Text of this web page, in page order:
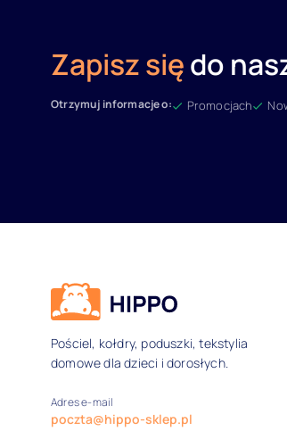
Zapisz siędo
Otrzymuj informacje o: Promocjach
Dane
Pościel, kołdry, poduszki, tekstylia
domowe dla dzieci i dorosłych.
Adres e-mail
poczta@hippo-sklep.pl